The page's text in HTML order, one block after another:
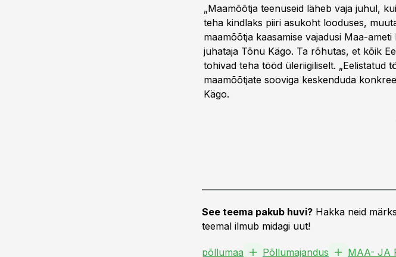
„Maamõõtja teenuseid läheb vaja juhul,
teha kindlaks piiri asukoht looduses,
maamõõtja kaasamise vajadusi Maa-
juhataja Tõnu Kägo. Ta rõhutas, et kõik
tohivad teha tööd üleriigiliselt. „Eelistatud
maamõõtjate sooviga keskenduda
Kägo.
See teema pakub huvi? Hakka neid
teemal ilmub midagi uut!
põllumaa Põllumajandus MAA- JA